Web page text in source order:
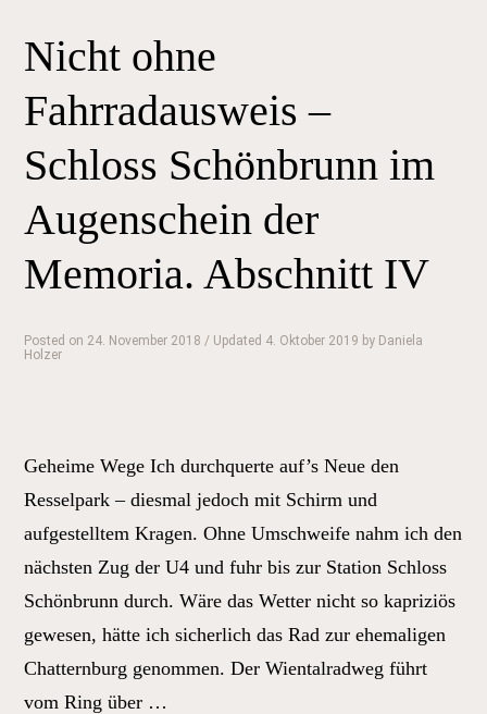
Schloss
im
Augenschein
der
Memoria.
Abschnitt
V“
Nicht ohne
Fahrradausweis –
Schloss Schönbrunn im
Augenschein der
Memoria. Abschnitt IV
Posted on 24. November 2018 / Updated 4. Oktober 2019 by Daniela
Holzer
Geheime Wege Ich durchquerte auf’s Neue den
Resselpark – diesmal jedoch mit Schirm und
aufgestelltem Kragen. Ohne Umschweife nahm ich den
nächsten Zug der U4 und fuhr bis zur Station Schloss
Schönbrunn durch. Wäre das Wetter nicht so kapriziös
gewesen, hätte ich sicherlich das Rad zur ehemaligen
Chatternburg genommen. Der Wientalradweg führt
vom Ring über …